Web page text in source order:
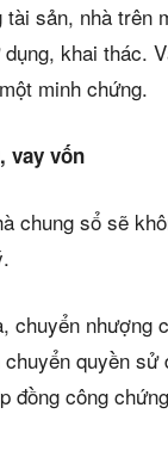
5(2 Reviews)
sản, nhà trên
khai thác.
minh chứng.
vay vốn
chung sổ sẽ
chuyển
quyền
đồng công